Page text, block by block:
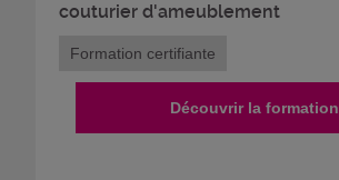
couturier d'ameublement
Formation certifiante
Découvrir la formation